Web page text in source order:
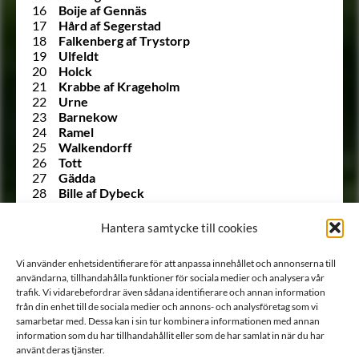
Hantera samtycke till cookies
Vi använder enhetsidentifierare för att anpassa innehållet och annonserna till
användarna, tillhandahålla funktioner för sociala medier och analysera vår
trafik. Vi vidarebefordrar även sådana identifierare och annan information
från din enhet till de sociala medier och annons- och analysföretag som vi
samarbetar med. Dessa kan i sin tur kombinera informationen med annan
information som du har tillhandahållit eller som de har samlat in när du har
använt deras tjänster.
16
Boije af Gennäs
17
Hård af Segerstad
18
Falkenberg af Trystorp
19
Ulfeldt
20
Holck
21
Krabbe af Krageholm
22
Urne
23
Barnekow
24
Ramel
25
Walkendorff
26
Tott
27
Gädda
28
Bille af Dybeck
Lindenov
33
Ehrenstéen
34
Lilliecrona
35
Ekeblad
36
Trolle
Rosenstråle
1303 A
Siöstierna